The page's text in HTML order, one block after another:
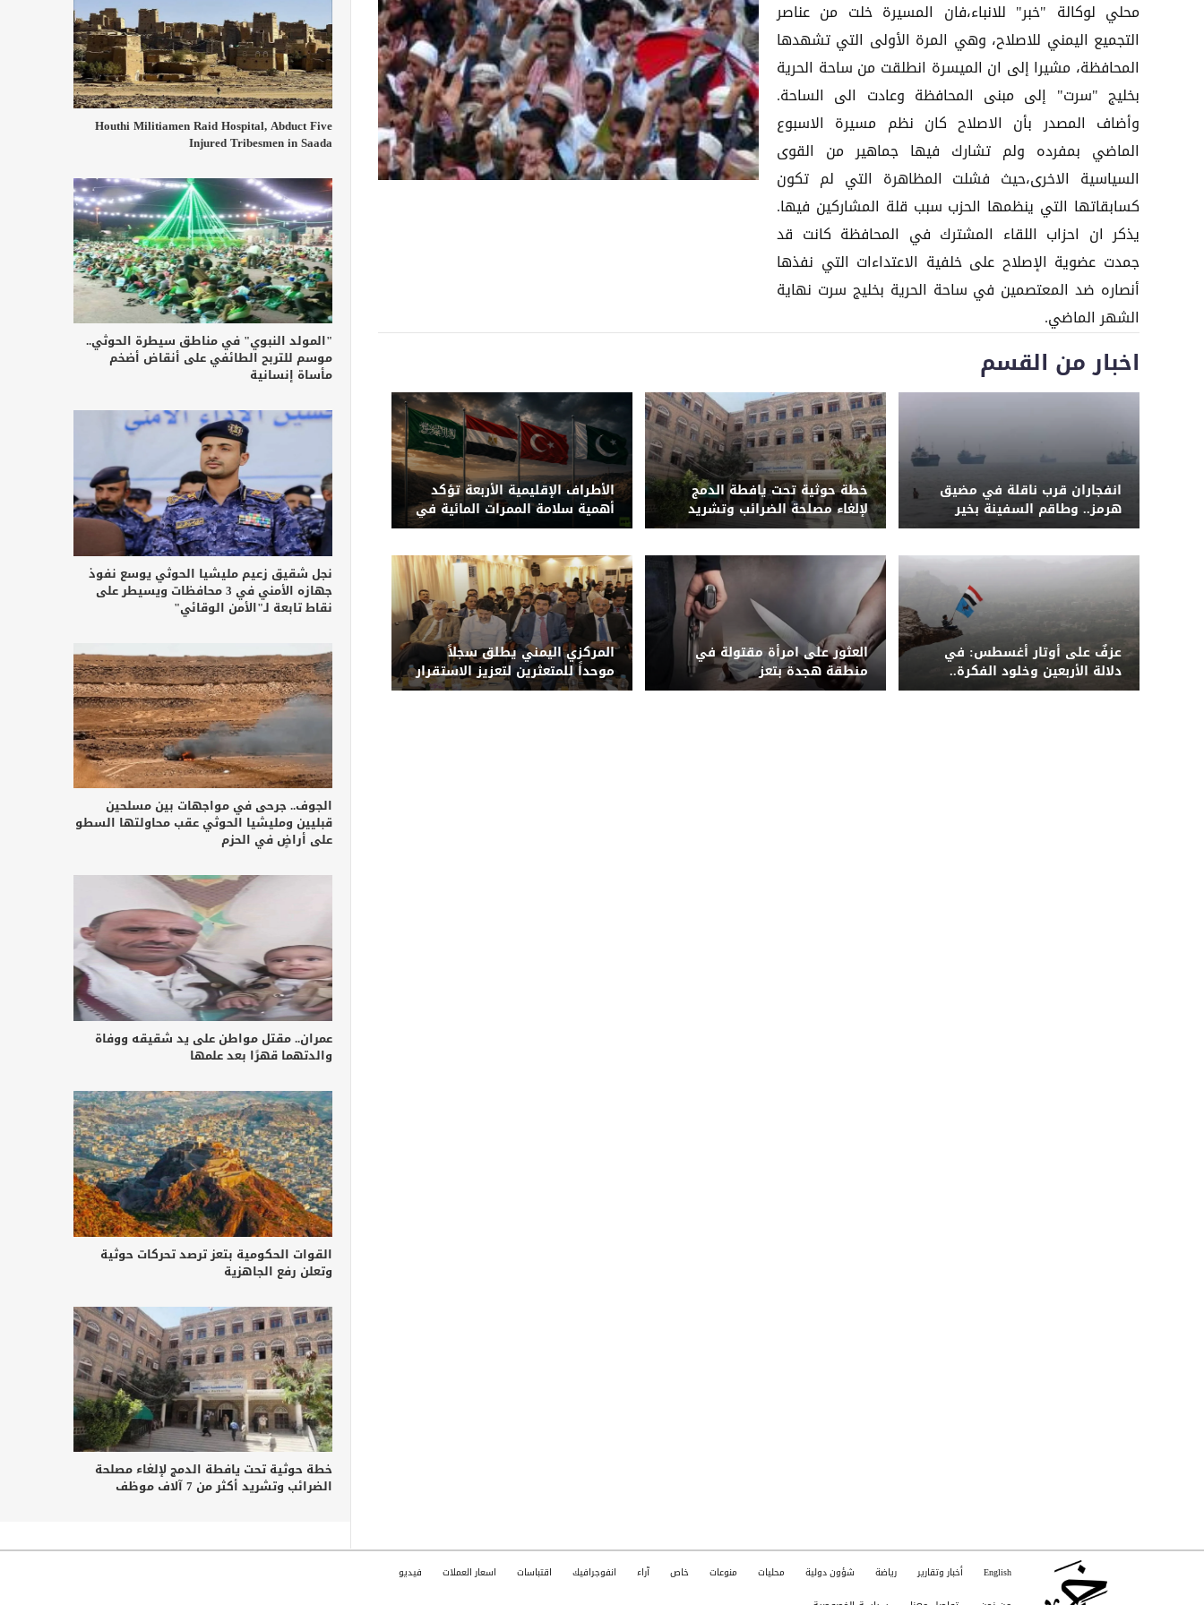
محلي لوكالة "خبر" للانباء،فان المسيرة خلت من عناصر
التجميع اليمني للاصلاح، وهي المرة الأولى التي تشهدها
المحافظة، مشيرا إلى ان الميسرة انطلقت من ساحة الحرية
بخليج "سرت" إلى مبنى المحافظة وعادت الى الساحة.
وأضاف المصدر بأن الاصلاح كان نظم مسيرة الاسبوع
الماضي بمفرده ولم تشارك فيها جماهير من القوى
السياسية الاخرى،حيث فشلت المظاهرة التي لم تكون
كسابقاتها التي ينظمها الحزب سبب قلة المشاركين فيها.
يذكر ان احزاب اللقاء المشترك في المحافظة كانت قد
جمدت عضوية الإصلاح على خلفية الاعتداءات التي نفذها
أنصاره ضد المعتصمين في ساحة الحرية بخليج سرت نهاية
الشهر الماضي.
اخبار من القسم
انفجاران قرب ناقلة في مضيق
هرمز.. وطاقم السفينة بخير
خطة حوثية تحت يافطة الدمج
لإلغاء مصلحة الضرائب وتشريد
أكثر من 7 آلاف موظف
الأطراف الإقليمية الأربعة تؤكد
أهمية سلامة الممرات المائية في
باب المندب
عزفٌ على أوتار أغسطس: في
دلالة الأربعين وخلود الفكرة..
"المؤتمر" حادي الميثاق ورافعة
العثور على امرأة مقتولة في
منطقة هجدة بتعز
المركزي اليمني يطلق سجلاً
موحداً للمتعثرين لتعزيز الاستقرار
المالي والحد من المخاطر
Houthi Militiamen Raid Hospital, Abduct Five
Injured Tribesmen in Saada
"المولد النبوي" في مناطق سيطرة الحوثي..
موسم للتربح الطائفي على أنقاض أضخم
مأساة إنسانية
نجل شقيق زعيم مليشيا الحوثي يوسع نفوذ
جهازه الأمني في 3 محافظات ويسيطر على
نقاط تابعة لـ"الأمن الوقائي"
الجوف.. جرحى في مواجهات بين مسلحين
قبليين ومليشيا الحوثي عقب محاولتها السطو
على أراضٍ في الحزم
عمران.. مقتل مواطن على يد شقيقه ووفاة
والدتهما قهرًا بعد علمها
القوات الحكومية بتعز ترصد تحركات حوثية
وتعلن رفع الجاهزية
خطة حوثية تحت يافطة الدمج لإلغاء مصلحة
الضرائب وتشريد أكثر من 7 آلاف موظف
English أخبار وتقارير رياضة شؤون دولية محليات منوعات خاص آراء انفوجرافيك اقتباسات اسعار العملات فيديو